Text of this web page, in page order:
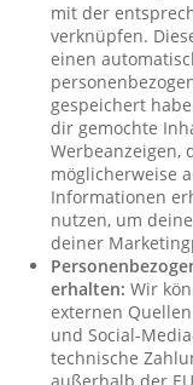
mit der
verknüpfen.
einen
gespeichert
dir gemochte
Werbeanzeigen,
möglicherweise
Informationen
nutzen, um
deiner
erhalten: Wir
externen
und Social-
technische